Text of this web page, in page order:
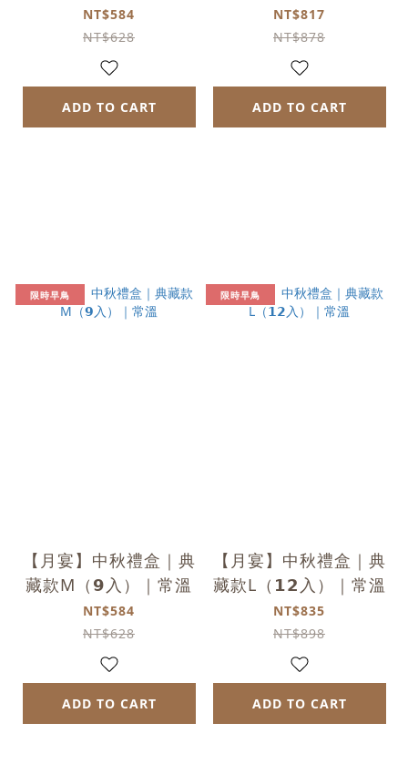
溫
NT$584
NT$628
ADD TO CART
NT$817
NT$878
ADD TO CART
限時早鳥
【月宴】中秋禮盒｜典
藏款M（𝟵入）｜常溫
NT$584
NT$628
ADD TO CART
限時早鳥
【月宴】中秋禮盒｜典
藏款L（𝟭𝟮入）｜常溫
NT$835
NT$898
ADD TO CART